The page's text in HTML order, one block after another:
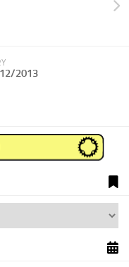
2013